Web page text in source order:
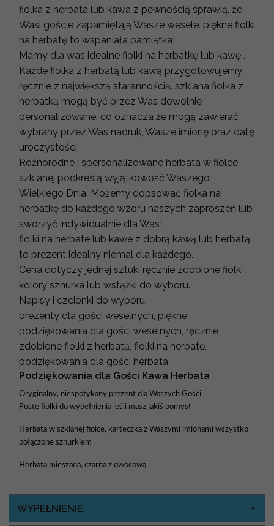
fiolka z herbata lub kawa z pewnością sprawią, że
Wasi goście zapamiętają Wasze wesele. piękne fiolki
na herbatę to wspaniała pamiątka!
Mamy dla was idealne fiolki na herbatkę lub kawę .
Każde fiolka z herbatą lub kawą przygotowujemy
ręcznie z największą starannością. szklana fiolka z
herbatką mogą być przez Was dowolnie
personalizowane, co oznacza że mogą zawierać
wybrany przez Was nadruk, Wasze imionę oraz datę
uroczystości.
Różnorodne i spersonalizowane herbata w fiolce
szklanej podkreślą wyjątkowość Waszego
Wielkiego Dnia. Możemy dopsować fiolka na
herbatkę do każdego wzoru naszych zaproszeń lub
sworzyć indywidualnie dla Was!
fiolki na herbate lub kawe z dobrą kawą lub herbatą,
to prezent idealny niemal dla każdego.
Cena dotyczy jednej sztuki ręcznie zdobione fiolki ,
kolory sznurka lub wstążki do wyboru.
Napisy i czcionki do wyboru.
prezenty dla gości weselnych, piękne
podziękowania dla gości weselnych, ręcznie
zdobione fiolki z herbatą, fiolki na herbatę,
podziękowania dla gości herbata
Podziękowania dla Gości Kawa Herbata
Oryginalny, niespotykany prezent dla Waszych Gości
Puste fiolki do wypełnienia jeśli masz jakiś pomysł
Herbata w szklanej fiolce, karteczka z Waszymi imionami wszystko
połączone sznurkiem
Herbata mieszana, czarna z owocową
WYPEŁNIENIE